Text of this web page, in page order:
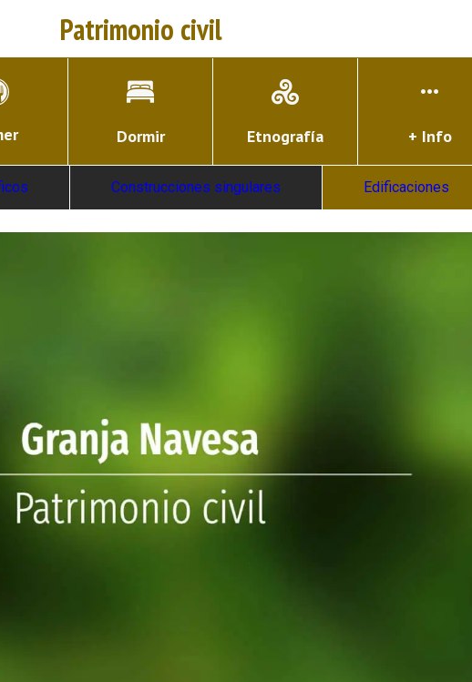
Patrimonio civil
Dormir Etnografía + Info
Construcciones singulares Edificaciones